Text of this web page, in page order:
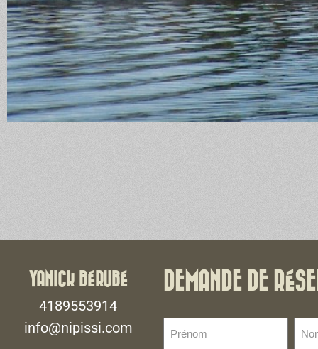
YANICK BÉRUBÉ
4189553914
info@nipissi.com
DEMANDE DE
(Nécessaire)
de